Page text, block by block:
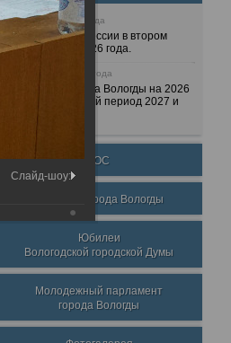
25 июня 2026 года
Очередные сессии в втором
полугодии 2026 года.
7 декабря 2025 года
Бюджет города Вологды на 2026
год и плановый период 2027 и
ТОС
Награды города Вологды
Юбилеи
Вологодской городской Думы
Молодежный парламент
города Вологды
Слайд-шоу: